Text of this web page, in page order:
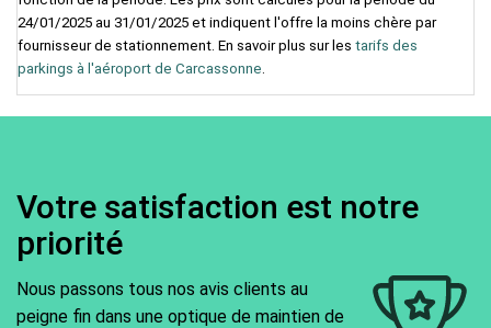
24/01/2025 au 31/01/2025 et indiquent l'offre la moins chère par
fournisseur de stationnement. En savoir plus sur les tarifs des
parkings à l'aéroport de Carcassonne.
Votre satisfaction est notre
priorité
Nous passons tous nos avis clients au
peigne fin dans une optique de maintien de